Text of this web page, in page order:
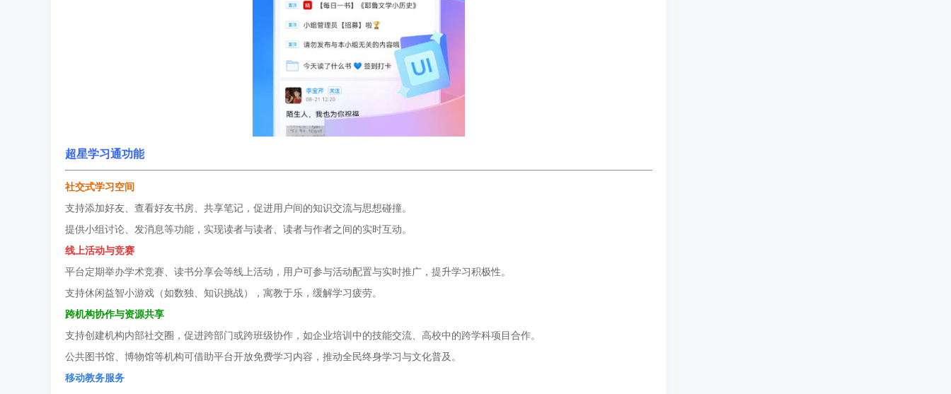
超星学习通功能
社交式学习空间
支持添加好友、查看好友书房、共享笔记，促进用户间的知识交流与思想碰撞。
提供小组讨论、发消息等功能，实现读者与读者、读者与作者之间的实时互动。
线上活动与竞赛
平台定期举办学术竞赛、读书分享会等线上活动，用户可参与活动配置与实时推广，提升学习积极性。
支持休闲益智小游戏（如数独、知识挑战），寓教于乐，缓解学习疲劳。
跨机构协作与资源共享
支持创建机构内部社交圈，促进跨部门或跨班级协作，如企业培训中的技能交流、高校中的跨学科项目合作。
公共图书馆、博物馆等机构可借助平台开放免费学习内容，推动全民终身学习与文化普及。
移动教务服务